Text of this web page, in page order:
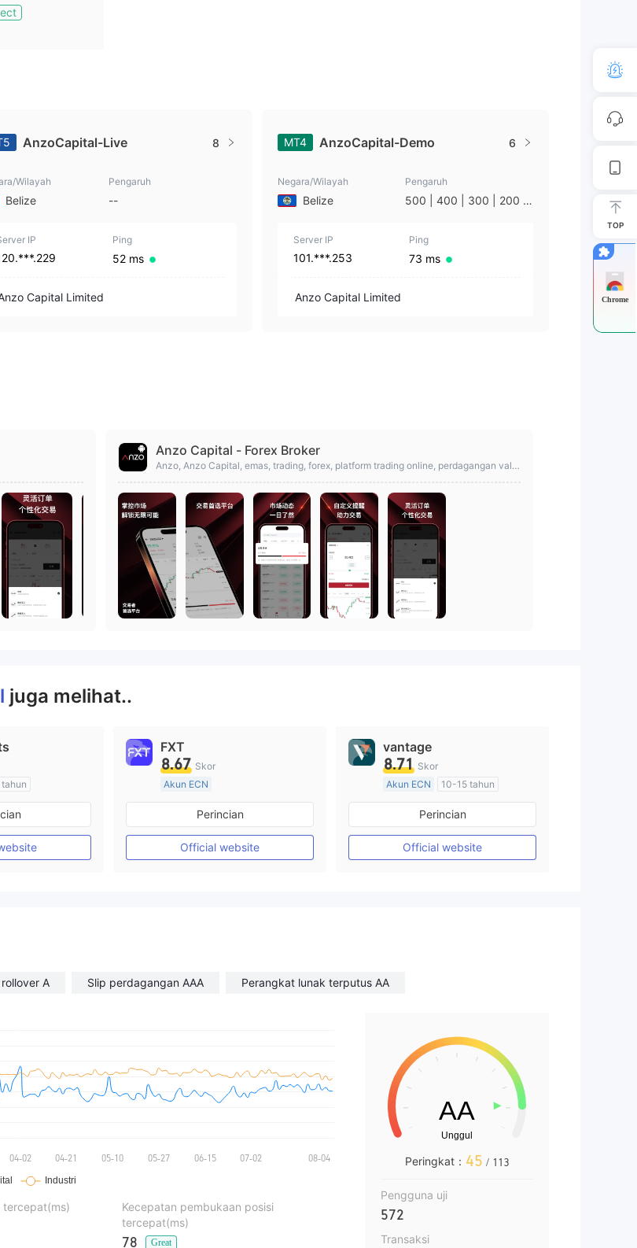
AnzoCapital-Live 8
Wilayah
Belize
Pengaruh
--
IP Ping
52 ms
Capital Limited
MT4 AnzoCapital-Demo 6
Negara/Wilayah
Belize
Pengaruh
500 | 400 | 300 | 200 |
Server IP
101.***.253
Ping
73 ms
Anzo Capital Limited
Anzo Capital - Forex Broker
Anzo, Anzo Capital, emas, trading, forex, platform trading online, perdagangan vala
juga melihat..
(MM)
FXT
8.67 Skor
Akun ECN
Lebih dari 20 tahun
Diatur di Australia
Market Maker (MM)
Lisensi Penuh MT4
Perincian
Official website
vantage
8.71 Skor
Akun ECN
10-15 tahun
Diatur di Australia
Market Maker (MM)
Lisensi Penuh MT4
Perincian
Official website
A Slip perdagangan AAA Perangkat lunak terputus AA
tercepat(ms)
Kecepatan pembukaan posisi
tercepat(ms)
78 Great
Peringkat： 45 / 113
Pengguna uji
572
Transaksi
TOP
Chrome